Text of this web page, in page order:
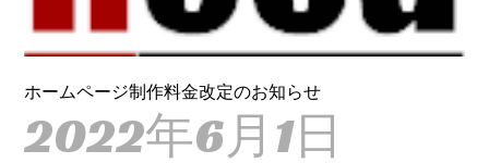
ホームページ制作料金改定のお知らせ
2022年6月1日